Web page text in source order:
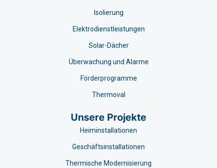
Isolierung
Elektrodienstleistungen
Solar-Dächer
Überwachung und Alarme
Förderprogramme
Thermoval
Unsere Projekte
Heiminstallationen
Geschäftsinstallationen
Thermische Modernisierung